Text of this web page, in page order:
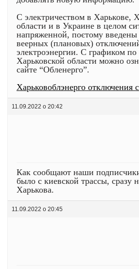
С электричеством в Харькове,
области и в Украине в целом
напряженной, поєтому введены
веерных (плановых)
электроэнергии. С графиком по
Харьковской области можно
сайте “Обленерго”.
Харьковоблэнерго отключения
11.09.2022 о 20:42
Как сообщают наши
было с киевской трассы, сразу
Харькова.
11.09.2022 о 20:45